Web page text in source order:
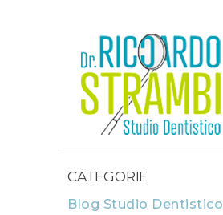
CATEGORIE
Blog Studio Dentistico